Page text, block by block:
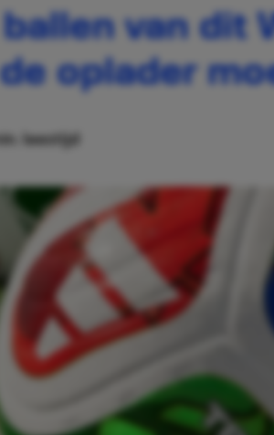
van dit
oplader
leestijd